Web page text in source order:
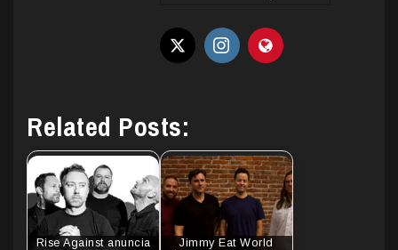
Related Posts:
Rise Against anuncia
Jimmy Eat World